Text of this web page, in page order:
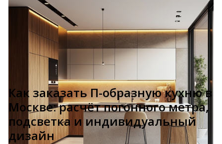
Как заказать П-образную кухню в
Москве: расчёт погонного метра,
подсветка и индивидуальный
дизайн